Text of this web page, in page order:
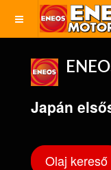
Japán
Olaj kereső